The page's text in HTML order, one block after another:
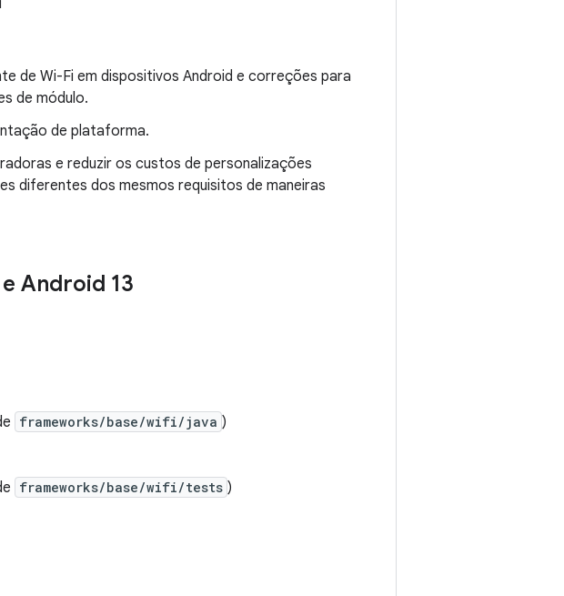
de Wi-Fi em dispositivos Android e correções para
de módulo.
de plataforma.
e reduzir os custos de personalizações
diferentes dos mesmos requisitos de maneiras
Android 13
frameworks/base/wifi/java )
frameworks/base/wifi/tests )